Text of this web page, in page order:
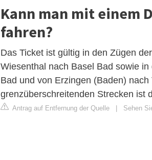
Kann man mit einem
fahren?
Das Ticket ist gültig in den Zügen
Wiesenthal nach Basel Bad sowie
Bad und von Erzingen (Baden)
grenzüberschreitenden Strecken ist
Antrag auf Entfernung der Quelle Sehen